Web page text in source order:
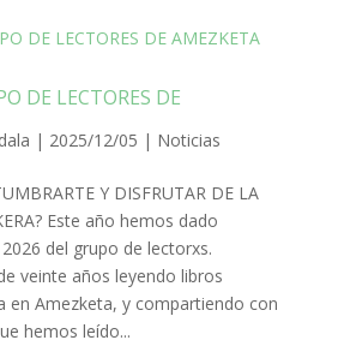
DE LECTORES DE
| 2025/12/05 | Noticias
Y DISFRUTAR DE LA
Este año hemos dado
del grupo de lectorxs.
veinte años leyendo libros
en Amezketa, y compartiendo con
hemos leído...